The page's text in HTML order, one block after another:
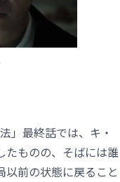
」最終話では、キ・
たものの、そばには誰
前の状態に戻ること